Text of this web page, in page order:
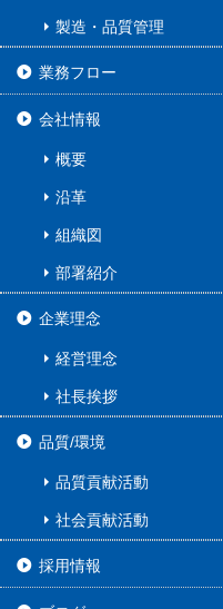
製造・品質管理
業務フロー
会社情報
概要
沿革
組織図
部署紹介
企業理念
経営理念
社長挨拶
品質/環境
品質貢献活動
社会貢献活動
採用情報